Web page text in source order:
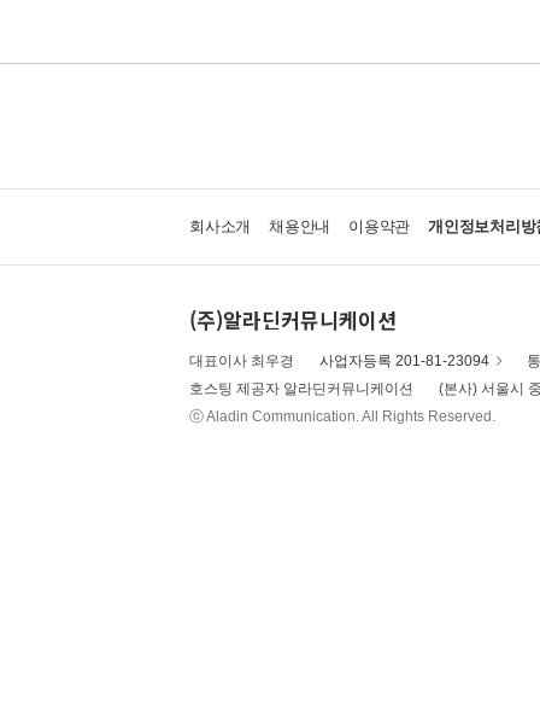
회사소개 채용안내 이용약관 개인정보처리방
(주)알라딘커뮤니케이션
대표이사 최우경 사업자등록 201-81-23094
호스팅 제공자 알라딘커뮤니케이션
(본사) 서울시
ⓒ Aladin Communication. All Rights Reserved.